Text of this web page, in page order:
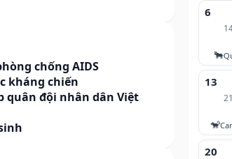
chống AIDS
kháng chiến
quân đội nhân dân Việt
6
🐂
13
🐒
20